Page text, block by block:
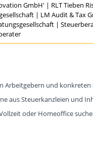
GmbH' | RLT Tieben
| LM Audit & Tax
|
Arbeitgebern und
aus Steuerkanzleien und
oder Homeoffice